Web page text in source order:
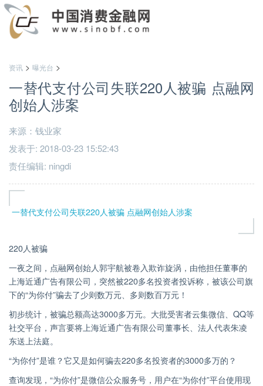
资讯> 曝光台 >
一替代支付公司失联220人被骗 点融网
创始人涉案
来源：钱业家
发表于: 2018-03-23 15:52:43
责任编辑: ningdi
一替代支付公司失联220人被骗 点融网创始人涉案
220人被骗
一夜之间，点融网创始人郭宇航被卷入欺诈旋涡，由他担任董事的
上海近通广告有限公司，突然被220多名投资者投诉称，被该公司旗
下的“为你付”骗去了少则数万元、多则数百万元！
初步统计，被骗总额高达3000多万元。大批受害者云集微信、QQ等
社交平台，声言要将上海近通广告有限公司董事长、法人代表朱凌
东送上法庭。
“为你付”是谁？它又是如何骗去220多名投资者的3000多万的？
查询发现，“为你付”是微信公众服务号，用户在“为你付”平台使用现